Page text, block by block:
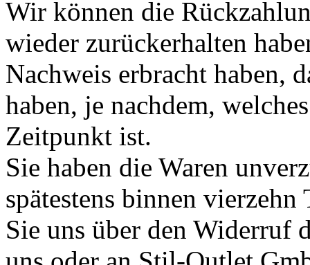
Wir können die
wieder zurückerhalten
Nachweis erbracht haben,
haben, je nachdem,
Zeitpunkt ist.
Sie haben die Waren
spätestens binnen vierzehn
Sie uns über den Widerruf